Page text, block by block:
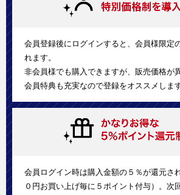
会員登録後にログインすると、会員様限定
れます。
非会員様でも購入できますが、販売価格が
会員特典も充実なので登録をオススメします
会員ログイン時は購入金額の５％が還元さ
０円お買い上げ毎に５ポイント付与）。次